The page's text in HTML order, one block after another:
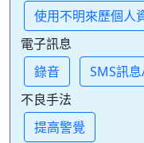
使用不明來歷個人
電子訊息
錄音
SMS訊
不良手法
提高警覺